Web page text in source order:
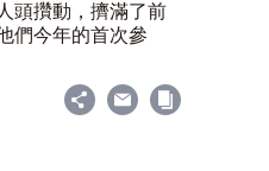
頭攢動，擠滿了前
們今年的首次參